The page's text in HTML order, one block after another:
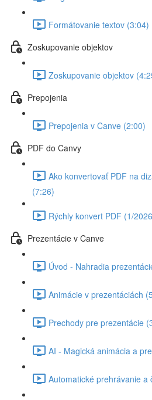
Formátovanie textov (3:04)
Zoskupovanie objektov
Zoskupovanie objektov
Prepojenia
Prepojenia v Canve (2:00)
PDF do Canvy
Ako konvertovať PDF na
(7:26)
Rýchly konvert PDF (1/
Prezentácie v Canve
Úvod - Nahradia
Animácie v prezentáciách
Prechody pre prezentácie
AI - Magická animácia a
Automatické prehrávanie a